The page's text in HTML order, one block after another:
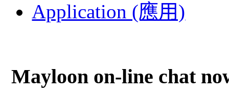
Application (應用)
Mayloon on-line chat